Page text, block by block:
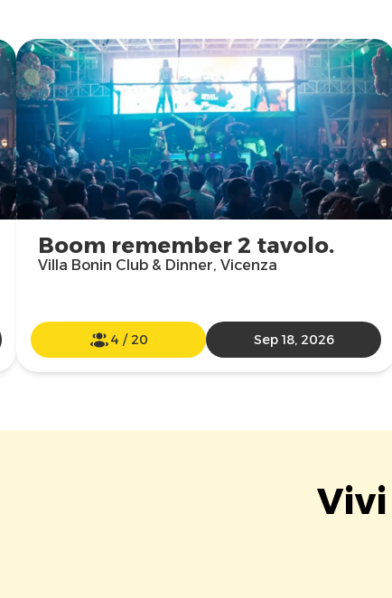
Boom remember 2 tavolo.
Villa Bonin Club & Dinner, Vicenza
4 / 20 Sep 18, 2026